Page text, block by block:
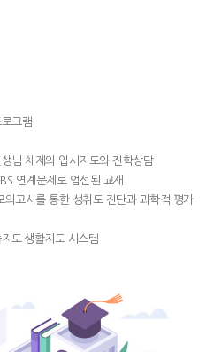
그램
님 체제의 입시지도와 진학상담
연계문제로 엄선된 교재
의고사를 통한 성취도 진단과 과학적 평가
도·생활지도 시스템